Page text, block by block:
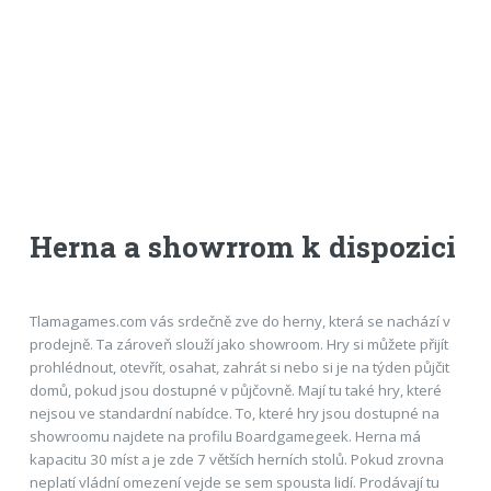
Herna a showrrom k dispozici
Tlamagames.com vás srdečně zve do herny, která se nachází v
prodejně. Ta zároveň slouží jako showroom. Hry si můžete přijít
prohlédnout, otevřít, osahat, zahrát si nebo si je na týden půjčit
domů, pokud jsou dostupné v půjčovně. Mají tu také hry, které
nejsou ve standardní nabídce. To, které hry jsou dostupné na
showroomu najdete na profilu Boardgamegeek. Herna má
kapacitu 30 míst a je zde 7 větších herních stolů. Pokud zrovna
neplatí vládní omezení vejde se sem spousta lidí. Prodávají tu